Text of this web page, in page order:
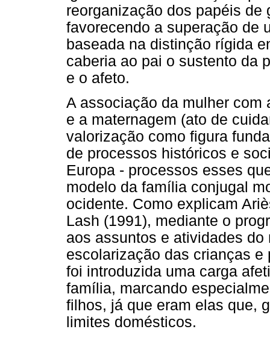
reorganização dos papéis
favorecendo a superação de
baseada na distinção rígida
caberia ao pai o sustento da
e o afeto.
A associação da mulher com
e a maternagem (ato de
valorização como figura
de processos históricos e
Europa - processos esses
modelo da família conjugal
ocidente. Como explicam
Lash (1991), mediante o
aos assuntos e atividades
escolarização das crianças
foi introduzida uma carga
família, marcando
filhos, já que eram elas que,
limites domésticos.